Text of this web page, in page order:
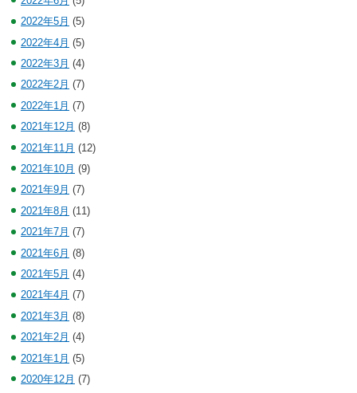
2022年5月 (5)
2022年4月 (5)
2022年3月 (4)
2022年2月 (7)
2022年1月 (7)
2021年12月 (8)
2021年11月 (12)
2021年10月 (9)
2021年9月 (7)
2021年8月 (11)
2021年7月 (7)
2021年6月 (8)
2021年5月 (4)
2021年4月 (7)
2021年3月 (8)
2021年2月 (4)
2021年1月 (5)
2020年12月 (7)